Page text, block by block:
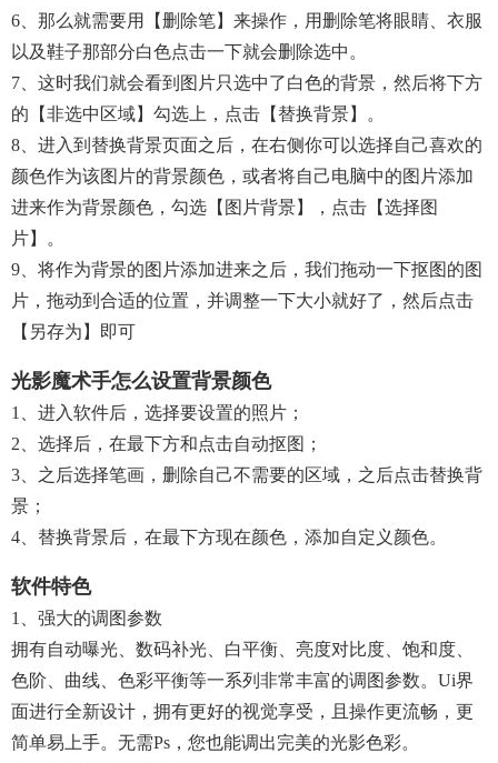
6、那么就需要用【删除笔】来操作，用删除笔将眼睛、衣服
以及鞋子那部分白色点击一下就会删除选中。
7、这时我们就会看到图片只选中了白色的背景，然后将下方
的【非选中区域】勾选上，点击【替换背景】。
8、进入到替换背景页面之后，在右侧你可以选择自己喜欢的
颜色作为该图片的背景颜色，或者将自己电脑中的图片添加
进来作为背景颜色，勾选【图片背景】，点击【选择图
片】。
9、将作为背景的图片添加进来之后，我们拖动一下抠图的图
片，拖动到合适的位置，并调整一下大小就好了，然后点击
【另存为】即可
光影魔术手怎么设置背景颜色
1、进入软件后，选择要设置的照片；
2、选择后，在最下方和点击自动抠图；
3、之后选择笔画，删除自己不需要的区域，之后点击替换背
景；
4、替换背景后，在最下方现在颜色，添加自定义颜色。
软件特色
1、强大的调图参数
拥有自动曝光、数码补光、白平衡、亮度对比度、饱和度、
色阶、曲线、色彩平衡等一系列非常丰富的调图参数。ui界
面进行全新设计，拥有更好的视觉享受，且操作更流畅，更
简单易上手。无需ps，您也能调出完美的光影色彩。